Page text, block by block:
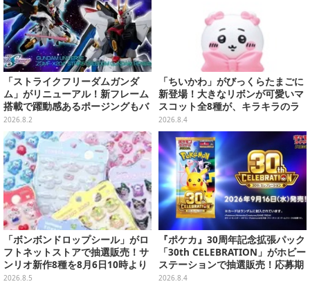
「ストライクフリーダムガンダ
ム」がリニューアル！新フレーム
搭載で躍動感あるポージングもバ
ッチリ
2026.8.2
「ちいかわ」がびっくらたまごに
新登場！大きなリボンが可愛いマ
スコット全8種が、キラキラのラ
メ入り入浴剤から飛び出す
2026.8.4
「ボンボンドロップシール」がロ
フトネットストアで抽選販売！サ
ンリオ新作8種を8月6日10時より
受付開始
2026.8.5
『ポケカ』30周年記念拡張パック
「30th CELEBRATION」がホビー
ステーションで抽選販売！応募期
間は8月6日23時59分まで
2026.8.4